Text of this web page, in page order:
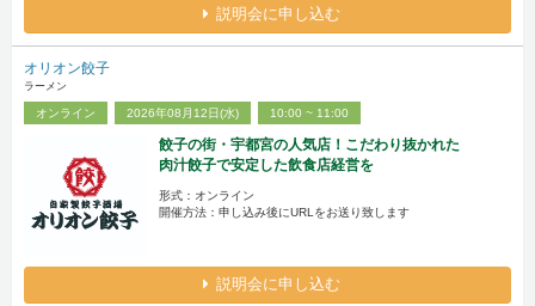
説明会に申し込む
オリオン餃子
ラーメン
オンライン 2026年08月12日(水) 10:00 ~ 11:00
餃子の街・宇都宮の人気店！こだわり抜かれた
肉汁餃子で安定した飲食店経営を
形式：オンライン
開催方法：申し込み後にURLをお送り致します
説明会に申し込む